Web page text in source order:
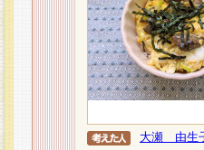
大瀬 由生